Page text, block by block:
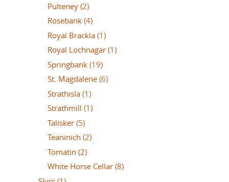
Pulteney (2)
Rosebank (4)
Royal Brackla (1)
Royal Lochnagar (1)
Springbank (19)
St. Magdalene (6)
Strathisla (1)
Strathmill (1)
Talisker (5)
Teaninich (2)
Tomatin (2)
White Horse Cellar (8)